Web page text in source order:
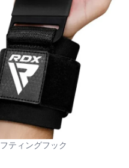
ティングフック